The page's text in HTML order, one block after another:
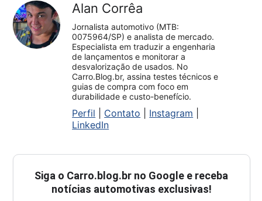
Alan Corrêa
Jornalista automotivo (MTB:
0075964/SP) e analista de mercado.
Especialista em traduzir a engenharia
de lançamentos e monitorar a
desvalorização de usados. No
Carro.Blog.br, assina testes técnicos e
guias de compra com foco em
durabilidade e custo-benefício.
Perfil Contato Instagram
LinkedIn
Siga o Carro.blog.br no Google e receba
notícias automotivas exclusivas!